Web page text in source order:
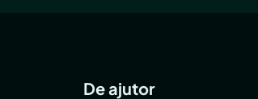
De ajutor